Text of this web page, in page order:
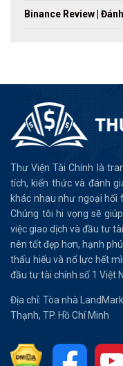
Binance Review |
Thư Viện Tài Chính là
tích, kiến thức và đánh
khác nhau như ngoại hối
Chúng tôi hi vọng sẽ
việc giao dịch và đầu tư
nên tốt đẹp hơn, hạnh
thấu hiểu và nổ lực hết
đầu tư tài chính số 1 Việt
Địa chỉ: Tòa nhà
Thạnh, TP. Hồ Chí Minh